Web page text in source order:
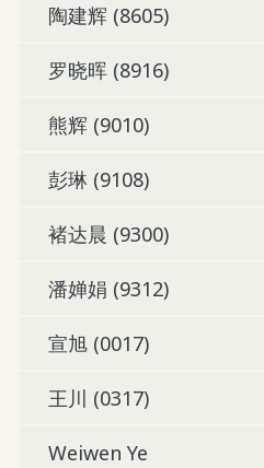
陶建辉 (8605)
罗晓晖 (8916)
熊辉 (9010)
彭琳 (9108)
褚达晨 (9300)
潘婵娟 (9312)
宣旭 (0017)
王川 (0317)
Weiwen Ye